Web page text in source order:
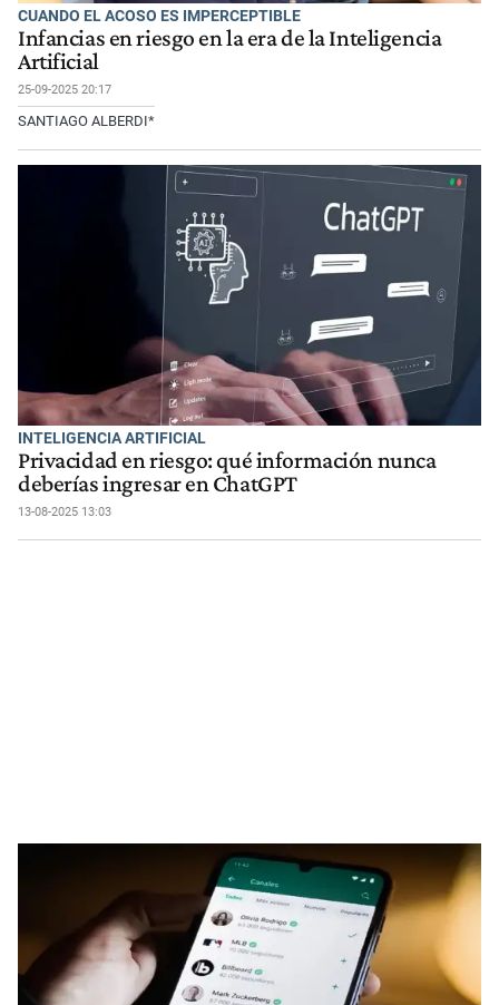
CUANDO EL ACOSO ES IMPERCEPTIBLE
Infancias en riesgo en la era de la Inteligencia
Artificial
25-09-2025 20:17
SANTIAGO ALBERDI*
INTELIGENCIA ARTIFICIAL
Privacidad en riesgo: qué información nunca
deberías ingresar en ChatGPT
13-08-2025 13:03